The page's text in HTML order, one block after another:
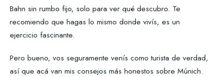
Bahn sin rumbo fijo, solo para ver qué descubro. Te
recomiendo que hagas lo mismo donde vivís, es un
ejercicio fascinante.
Pero bueno, vos seguramente venís como turista de verdad,
así que acá van mis consejos más honestos sobre Múnich.